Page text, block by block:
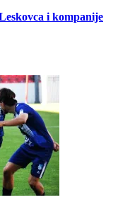
i kompanije